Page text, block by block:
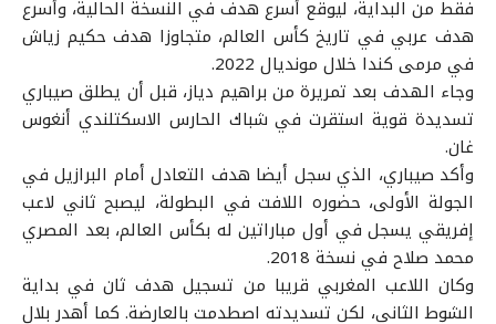
فقط من البداية، ليوقع أسرع هدف في النسخة الحالية، وأسرع
هدف عربي في تاريخ كأس العالم، متجاوزا هدف حكيم زياش
في مرمى كندا خلال مونديال 2022.
وجاء الهدف بعد تمريرة من براهيم دياز، قبل أن يطلق صيباري
تسديدة قوية استقرت في شباك الحارس الاسكتلندي أنغوس
غان.
وأكد صيباري، الذي سجل أيضا هدف التعادل أمام البرازيل في
الجولة الأولى، حضوره اللافت في البطولة، ليصبح ثاني لاعب
إفريقي يسجل في أول مباراتين له بكأس العالم، بعد المصري
محمد صلاح في نسخة 2018.
وكان اللاعب المغربي قريبا من تسجيل هدف ثان في بداية
الشوط الثاني، لكن تسديدته اصطدمت بالعارضة. كما أهدر بلال